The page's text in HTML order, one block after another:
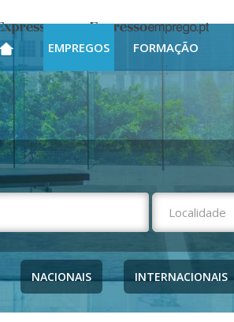
Expresso Expresso Emprego
EMPREGOS FORMAÇÃO
NACIONAIS INTERNACIONAIS